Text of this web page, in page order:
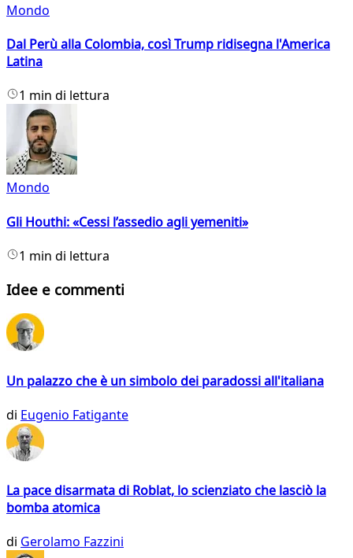
Mondo
Dal Perù alla Colombia, così Trump ridisegna l'America
Latina
1 min di lettura
Mondo
Gli Houthi: «Cessi l’assedio agli yemeniti»
1 min di lettura
Idee e commenti
Un palazzo che è un simbolo dei paradossi all'italiana
di Eugenio Fatigante
La pace disarmata di Roblat, lo scienziato che lasciò la
bomba atomica
di Gerolamo Fazzini